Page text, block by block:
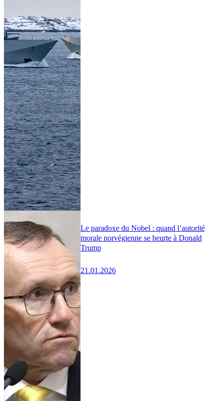
Le paradoxe du Nobel : quand l’autorité
morale norvégienne se heurte à Donald
Trump
21.01.2026